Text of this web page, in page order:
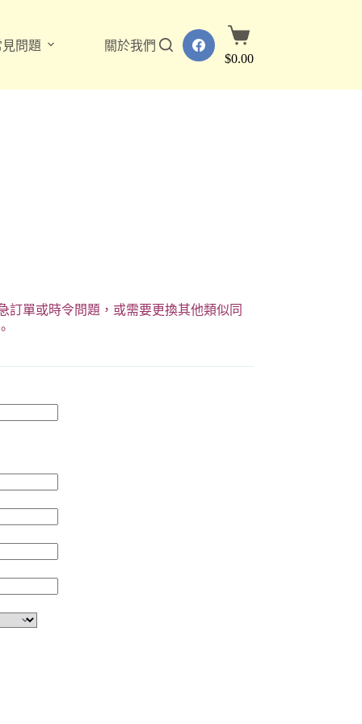
見問題 關於我們
購
物
$0.00
訂單或時令問題，或需要更換其他類似同